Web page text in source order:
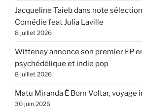
Jacqueline Taieb dans note
Comédie feat Julia Laville
8 juillet 2026
Wiffeney annonce son premier EP
psychédélique et indie pop
8 juillet 2026
Matu Miranda É Bom Voltar, voyage
30 juin 2026